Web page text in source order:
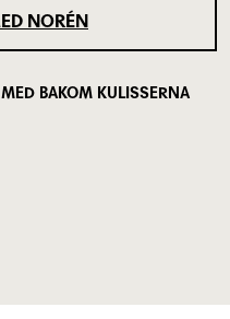
NORÉN
MED BAKOM KULISSERNA